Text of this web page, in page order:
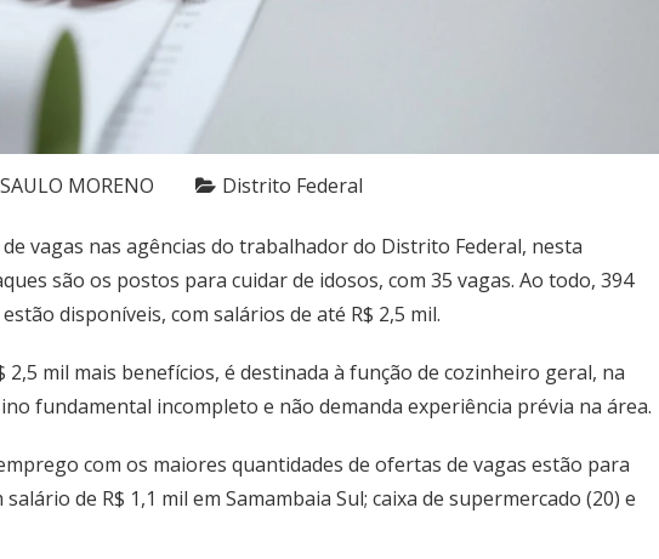
SAULO MORENO Distrito Federal
vagas nas agências do trabalhador do Distrito Federal, nesta
são os postos para cuidar de idosos, com 35 vagas. Ao todo, 394
estão disponíveis, com salários de até R$ 2,5 mil.
2,5 mil mais benefícios, é destinada à função de cozinheiro geral, na
fundamental incompleto e não demanda experiência prévia na área.
com os maiores quantidades de ofertas de vagas estão para
de R$ 1,1 mil em Samambaia Sul; caixa de supermercado (20) e